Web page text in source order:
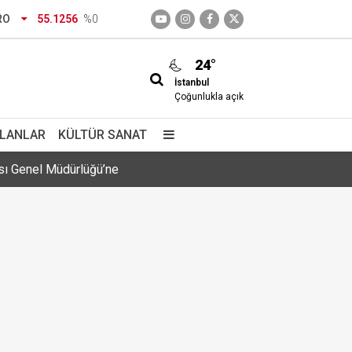
55.1256 %0
24°
İstanbul
Çoğunlukla açık
KÜLTÜR SANAT
Genel Müdürlüğü’ne
geldi